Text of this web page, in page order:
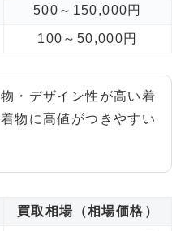
500～150,000円
100～50,000円
・デザイン性が高い着
物に高値がつきやすい
買取相場（相場価格）